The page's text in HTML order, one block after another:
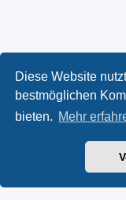
Diese Website
bestmöglichen
bieten. Mehr